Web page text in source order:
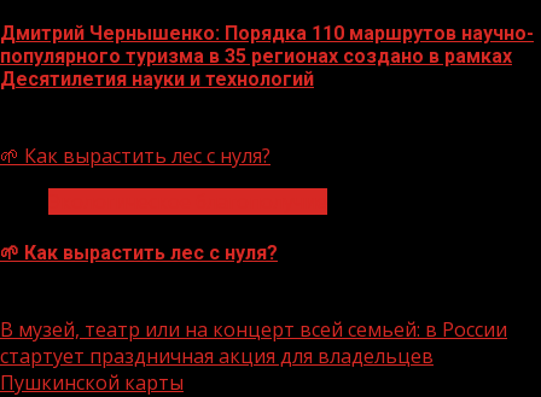
Дмитрий Чернышенко: Порядка 110 маршрутов научно-
популярного туризма в 35 регионах создано в рамках
Десятилетия науки и технологий
🌱 Как вырастить лес с нуля?
🌱 Как вырастить лес с нуля?
В музей, театр или на концерт всей семьей: в России
стартует праздничная акция для владельцев
Пушкинской карты